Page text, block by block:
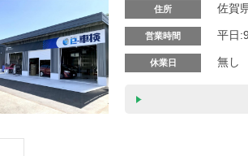
住所 佐賀
営業時間 平日
休業日 無し